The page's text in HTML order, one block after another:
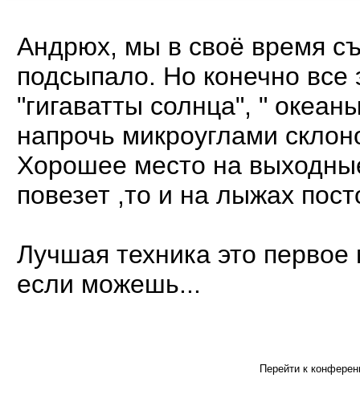
Андрюх, мы в своё время
подсыпало. Но конечно все
"гигаватты солнца", "
напрочь микроуглами
Хорошее место на
повезет ,то и на лыжах
Лучшая техника это первое
если можешь...
Перейти к